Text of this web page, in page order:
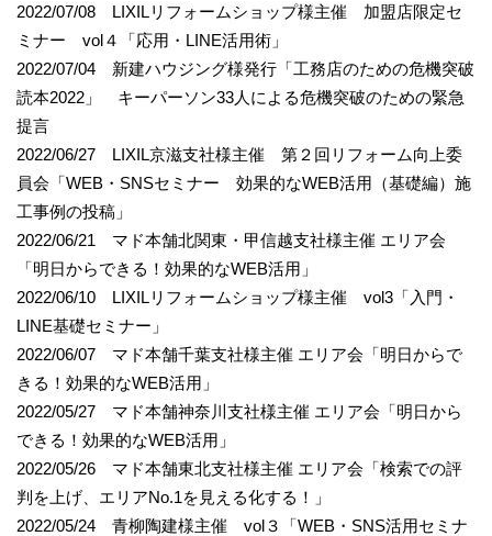
2022/07/08 LIXILリフォームショップ様主催 加盟店限定セ
ミナー vol４「応用・LINE活用術」
2022/07/04 新建ハウジング様発行「工務店のための危機突破
読本2022」 キーパーソン33人による危機突破のための緊急
提言
2022/06/27 LIXIL京滋支社様主催 第２回リフォーム向上委
員会「WEB・SNSセミナー 効果的なWEB活用（基礎編）施
工事例の投稿」
2022/06/21 マド本舗北関東・甲信越支社様主催 エリア会
「明日からできる！効果的なWEB活用」
2022/06/10 LIXILリフォームショップ様主催 vol3「入門・
LINE基礎セミナー」
2022/06/07 マド本舗千葉支社様主催 エリア会「明日からで
きる！効果的なWEB活用」
2022/05/27 マド本舗神奈川支社様主催 エリア会「明日から
できる！効果的なWEB活用」
2022/05/26 マド本舗東北支社様主催 エリア会「検索での評
判を上げ、エリアNo.1を見える化する！」
2022/05/24 青柳陶建様主催 vol３「WEB・SNS活用セミナ